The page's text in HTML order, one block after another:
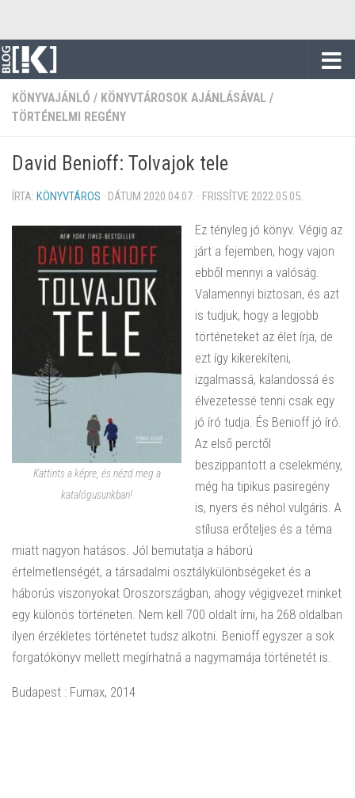
KÖNYVAJÁNLÓ / KÖNYVTÁROSOK AJÁNLÁSÁVAL /
TÖRTÉNELMI REGÉNY
David Benioff: Tolvajok tele
ÍRTA: KÖNYVTÁROS · DÁTUM 2020.04.07. · FRISSÍTVE 2022.05.05.
Kattints a képre, és nézd meg a
katalógusunkban!
Ez tényleg jó könyv. Végig az
járt a fejemben, hogy vajon
ebből mennyi a valóság.
Valamennyi biztosan, és azt
is tudjuk, hogy a legjobb
történeteket az élet írja, de
ezt így kikerekíteni,
izgalmassá, kalandossá és
élvezetessé tenni csak egy
jó író tudja. És Benioff jó író.
Az első perctől
beszippantott a cselekmény,
még ha tipikus pasiregény
is, nyers és néhol vulgáris. A
stílusa erőteljes és a téma
miatt nagyon hatásos. Jól bemutatja a háború
értelmetlenségét, a társadalmi osztálykülönbségeket és a
háborús viszonyokat Oroszországban, ahogy végigvezet minket
egy különös történeten. Nem kell 700 oldalt írni, ha 268 oldalban
ilyen érzékletes történetet tudsz alkotni. Benioff egyszer a sok
forgatókönyv mellett megírhatná a nagymamája történetét is.
Budapest : Fumax, 2014